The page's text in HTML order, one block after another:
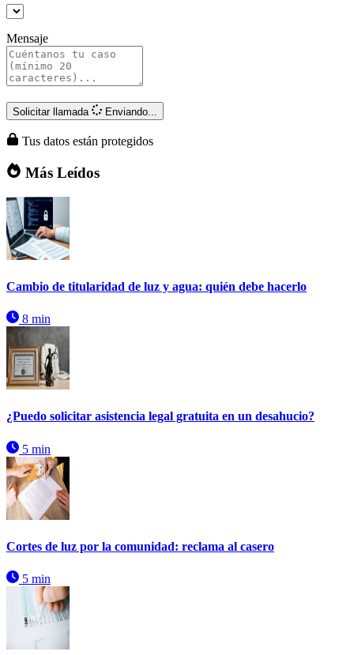
Mensaje
Solicitar llamada Enviando...
Tus datos están protegidos
Más Leídos
Cambio de titularidad de luz y agua: quién debe hacerlo
8 min
¿Puedo solicitar asistencia legal gratuita en un desahucio?
5 min
Cortes de luz por la comunidad: reclama al casero
5 min